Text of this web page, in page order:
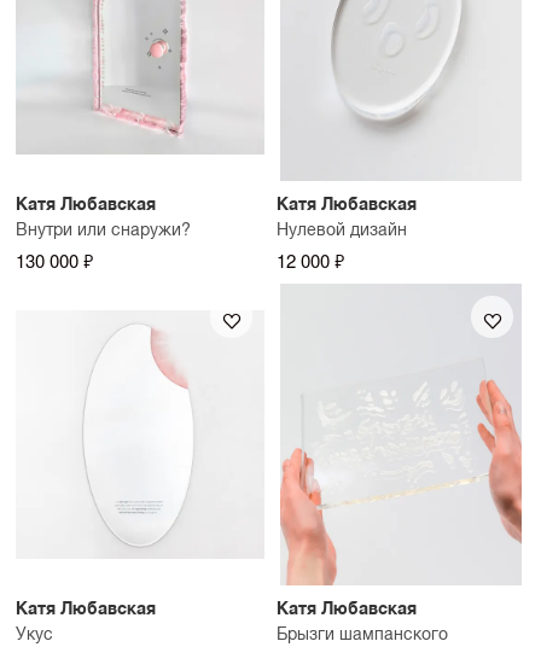
Катя Любавская
Внутри или снаружи?
130 000 ₽
Катя Любавская
Нулевой дизайн
12 000 ₽
Катя Любавская
Укус
Катя Любавская
Брызги шампанского